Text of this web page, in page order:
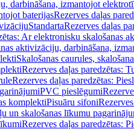
darbināšana, izmantojot
baterijasRezerves daļas
StandartaRezerves daļas
Ar elektronisku skalošanas
aktivizāciju, darbināšana,
Skalošanas caurules,
Rezerves daļas paredzētas:
Rezerves daļas paredzētas:
PVC pieslēgumi
komplektiPisuāru sifoni
un skalošanas līkumu
Rezerves daļas paredzētas: